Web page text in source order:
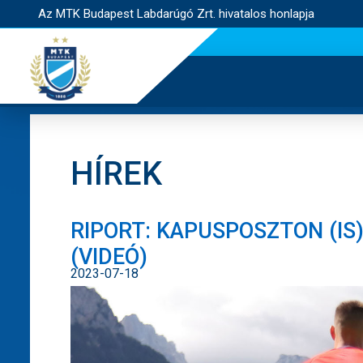
Az MTK Budapest Labdarúgó Zrt. hivatalos honlapja
HÍREK
RIPORT: KAPUSPOSZTON
(VIDEÓ)
2023-07-18